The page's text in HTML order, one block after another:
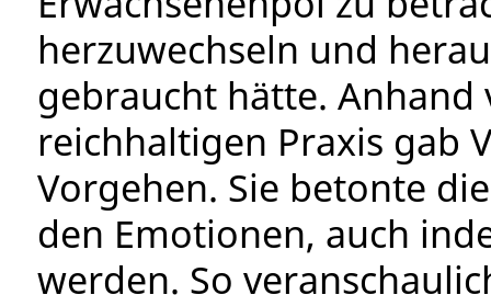
herzuwechseln und
gebraucht hätte.
reichhaltigen Praxis gab
Vorgehen. Sie betonte
den Emotionen, auch
werden. So